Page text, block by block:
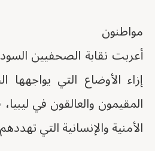
مواطنون
أعربت نقابة الصحفيين
إزاء الأوضاع التي يواجهها
المقيمون والعالقون في
الأمنية والإنسانية التي